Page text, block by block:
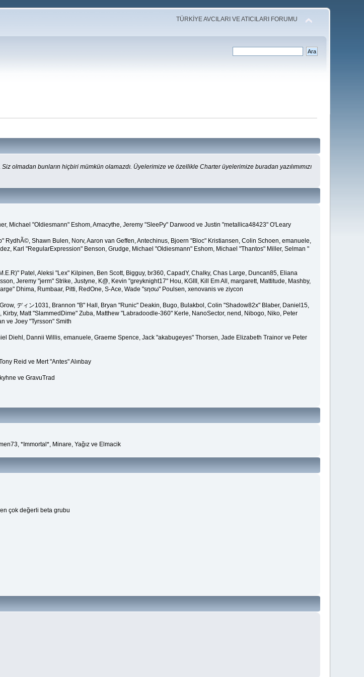
TÜRKİYE AVCILARI VE ATICILARI FORUMU
bunların hiçbiri mümkün olamazdı. Üyelerimize ve özellikle Charter üyelerimize buradan yazılımımızı
Michael "Oldiesmann" Eshom, Amacythe, Jeremy "SleePy" Darwood ve Justin "metallica48423" O'Leary
Shawn Bulen, Norv, Aaron van Geffen, Antechinus, Bjoern "Bloc" Kristiansen, Colin Schoen, emanuele,
Karl "RegularExpression" Benson, Grudge, Michael "Oldiesmann" Eshom, Michael "Thantos" Miller, Selman "
Patel, Aleksi "Lex" Kilpinen, Ben Scott, Bigguy, br360, CapadY, Chalky, Chas Large, Duncan85, Eliana
Jeremy "jerm" Strike, Justyne, K@, Kevin "greyknight17" Hou, KGIII, Kill Em All, margarett, Mattitude, Mashby,
Dhima, Rumbaar, Pitti, RedOne, S-Ace, Wade "sησω" Poulsen, xenovanis ve ziycon
ディン1031, Brannon "B" Hall, Bryan "Runic" Deakin, Bugo, Bulakbol, Colin "Shadow82x" Blaber, Daniel15,
Matt "SlammedDime" Zuba, Matthew "Labradoodle-360" Kerle, NanoSector, nend, Nibogo, Niko, Peter
ve Joey "Tyrsson" Smith
Diehl, Dannii Willis, emanuele, Graeme Spence, Jack "akabugeyes" Thorsen, Jade Elizabeth Trainor ve Peter
Reid ve Mert "Antes" Alınbay
ve GravuTrad
*Immortal*, Minare, Yağız ve Elmacik
çok değerli beta grubu